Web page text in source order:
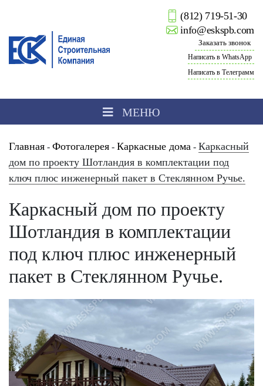
(812) 719-51-30
info@eskspb.com
Заказать звонок
Написать в WhatsApp
Написать в Телеграмм
МЕНЮ
Главная - Фотогалерея - Каркасные дома - Каркасный
дом по проекту Шотландия в комплектации под
ключ плюс инженерный пакет в Стеклянном Ручье.
Каркасный дом по проекту
Шотландия в комплектации
под ключ плюс инженерный
пакет в Стеклянном Ручье.